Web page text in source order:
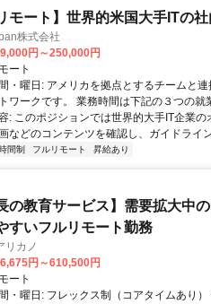
モート】世界的米国大手ITの
株式会社
円～250,000円
ート
・曜日: アメリカを拠点とするチームと
ワークです。 業務時間は下記の３つの
: このポジションでは世界的大手IT企業
などのコンテンツを確認し、ガイドライ
間制 フルリモート 昇給あり
の教育サービス】需要拡大中
すいフルリモート勤務
リカノ
円～610,500円
ート
・曜日: フレックス制（コアタイムあり